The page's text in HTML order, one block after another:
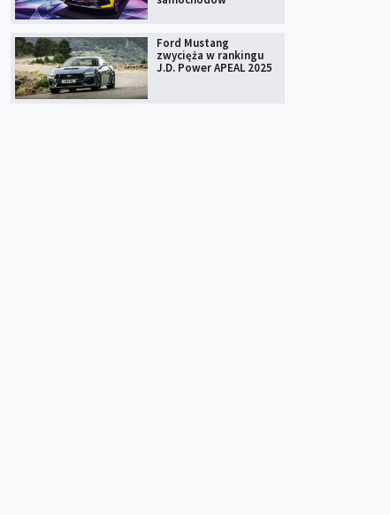
Ford Mustang
zwycięża w rankingu
J.D. Power APEAL 2025